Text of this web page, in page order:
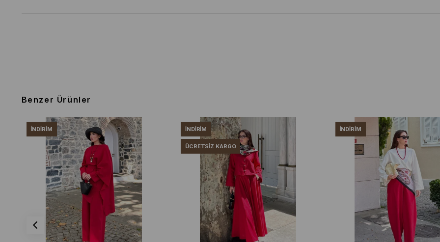
Benzer Ürünler
İNDIRIM İNDIRIM
ÜCRETSIZ KARGO
İNDIRIM